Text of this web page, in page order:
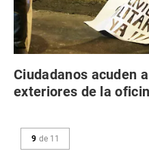
Ciudadanos acuden
exteriores de la
9 de 11